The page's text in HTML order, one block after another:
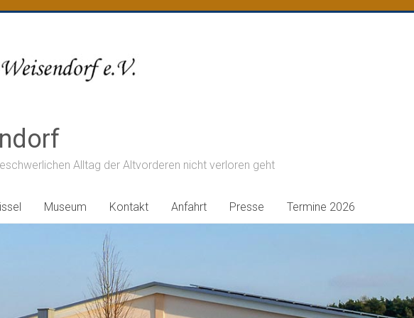
Alltag der Altvorderen nicht verloren geht
Museum Kontakt Anfahrt Presse Termine 2026